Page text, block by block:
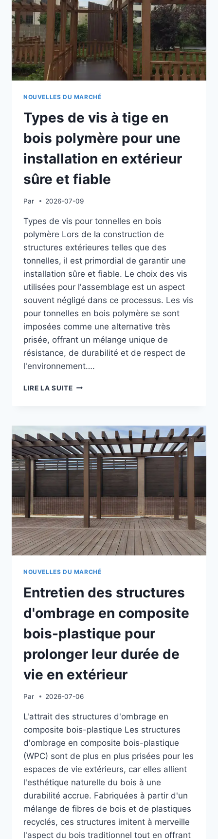
ÉLÉGANTES
ET
RÉSISTANTES
AUX
INTEMPÉRIES
NOUVELLES DU MARCHÉ
Types de vis à tige en
bois polymère pour une
installation en extérieur
sûre et fiable
Par 2026-07-09
Types de vis pour tonnelles en bois
polymère Lors de la construction de
structures extérieures telles que des
tonnelles, il est primordial de garantir une
installation sûre et fiable. Le choix des vis
utilisées pour l'assemblage est un aspect
souvent négligé dans ce processus. Les vis
pour tonnelles en bois polymère se sont
imposées comme une alternative très
prisée, offrant un mélange unique de
résistance, de durabilité et de respect de
l'environnement….
LIRE LA SUITETYPES
TIGE
EN
BOIS
POLYMÈRE
POUR
EN
EXTÉRIEUR
SÛRE
ET
FIABLE
NOUVELLES DU MARCHÉ
Entretien des structures
d'ombrage en composite
bois-plastique pour
prolonger leur durée de
vie en extérieur
Par 2026-07-06
L'attrait des structures d'ombrage en
composite bois-plastique Les structures
d'ombrage en composite bois-plastique
(WPC) sont de plus en plus prisées pour les
espaces de vie extérieurs, car elles allient
l'esthétique naturelle du bois à une
durabilité accrue. Fabriquées à partir d'un
mélange de fibres de bois et de plastiques
recyclés, ces structures imitent à merveille
l'aspect du bois traditionnel tout en offrant